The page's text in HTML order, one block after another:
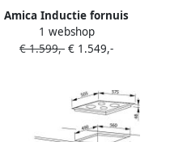
Amica Inductie fornuis
ACIS2115S 90cm met
aangesloten 3 Fase Perilex
1 webshop
€ 1.599,- € 1.549,-